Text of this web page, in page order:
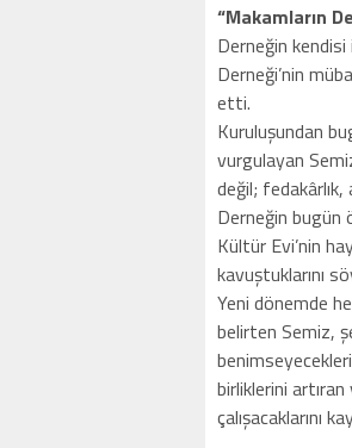
“Makamların
Derneğin
Derneği’nin
etti.
Kuruluşundan
vurgulayan
değil;
Derneğin bugün
Kültür Evi’nin
kavuştuklarını
Yeni dönemde
belirten Semiz,
birliklerini
çalışacaklarını